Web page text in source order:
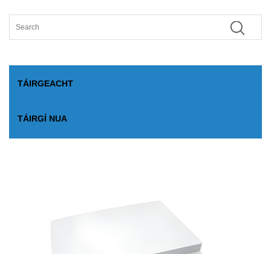
TÁIRGEACHT
TÁIRGÍ NUA